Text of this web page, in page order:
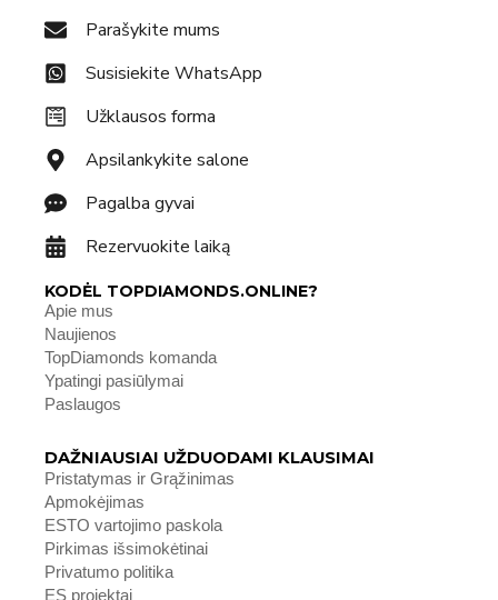
Parašykite mums
Susisiekite WhatsApp
Užklausos forma
Apsilankykite salone
Pagalba gyvai
Rezervuokite laiką
KODĖL TOPDIAMONDS.ONLINE?
Apie mus
Naujienos
TopDiamonds komanda
Ypatingi pasiūlymai
Paslaugos
DAŽNIAUSIAI UŽDUODAMI KLAUSIMAI
Pristatymas ir Grąžinimas
Apmokėjimas
ESTO vartojimo paskola
Pirkimas išsimokėtinai
Privatumo politika
ES projektai